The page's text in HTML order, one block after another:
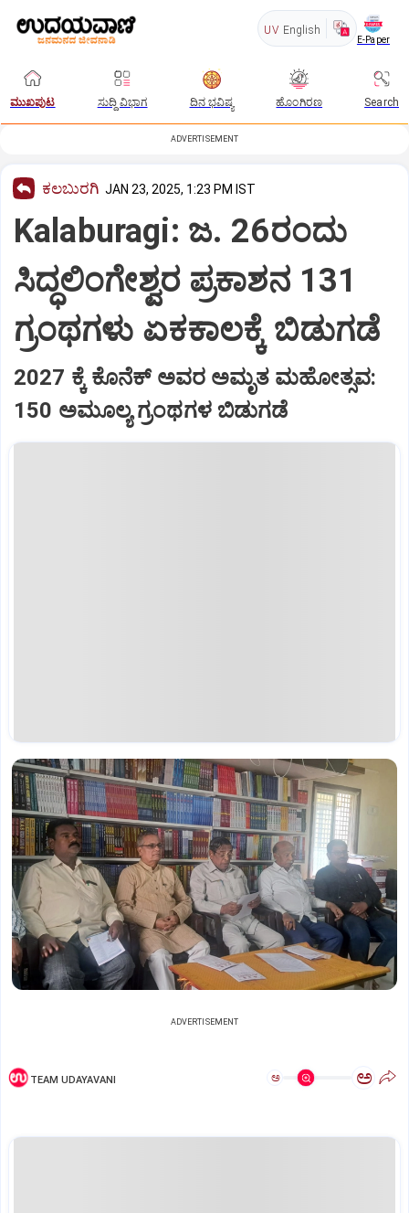
UV English
E-Paper
ಮುಖಪುಟ ಸುದ್ದಿ ವಿಭಾಗ ದಿನ ಭವಿಷ್ಯ ಹೊಂಗಿರಣ Search
ADVERTISEMENT
ಕಲಬುರಗಿ JAN 23, 2025, 1:23 PM IST
Kalaburagi: ಜ. 26ರಂದು
ಸಿದ್ಧಲಿಂಗೇಶ್ವರ ಪ್ರಕಾಶನ 131
ಗ್ರಂಥಗಳು ಏಕಕಾಲಕ್ಕೆ ಬಿಡುಗಡೆ
2027 ಕ್ಕೆ ಕೊನೆಕ್ ಅವರ ಅಮೃತ ಮಹೋತ್ಸವ:
150 ಅಮೂಲ್ಯ ಗ್ರಂಥಗಳ ಬಿಡುಗಡೆ
ADVERTISEMENT
TEAM UDAYAVANI ಅ ಅ